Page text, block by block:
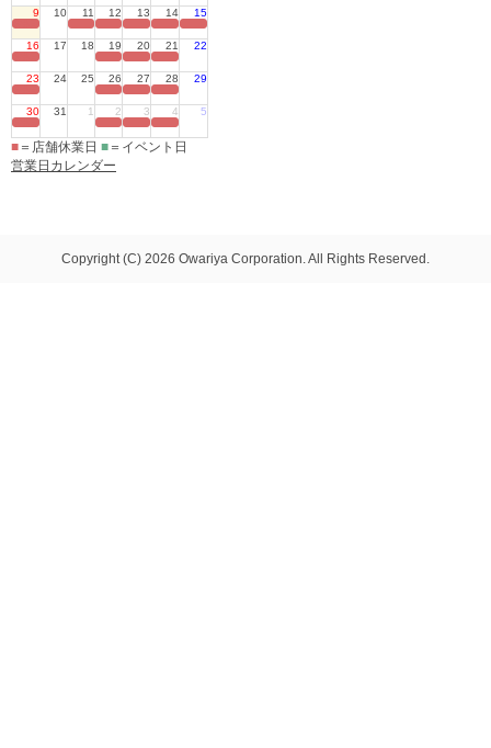
9 10 11 12 13 14 15
16 17 18 19 20 21 22
23 24 25 26 27 28 29
30 31 1 2 3 4 5
■ ＝店舗休業日 ■ ＝イベント日
営業日カレンダー
Copyright (C) 2026 Owariya Corporation. All Rights Reserved.